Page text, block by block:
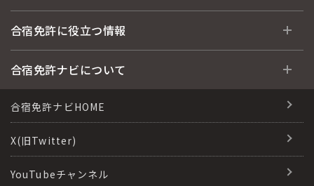
運転免許の種類(車種)
格安シーズン料金
出発地別おすすめ校
こだわり、テーマから探す
合宿免許とは
合宿免許選びのアドバイス
合宿免許の入校までの流れ
合宿免許での免許取得の流れ
合宿免許に役立つ情報
合宿免許に役立つ情報
免許取消・失効による再取得
合宿免許ナビについて
会社情報・代表メッセージ
会社概要
会社沿革・歴史
合宿免許ナビHOME
X(旧Twitter)
YouTubeチャンネル